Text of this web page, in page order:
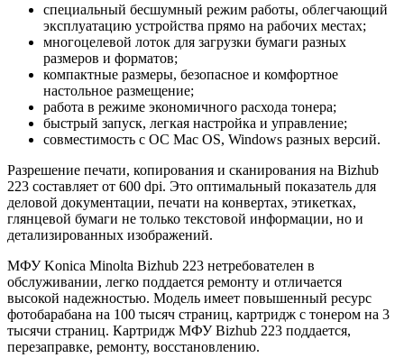
специальный бесшумный режим работы, облегчающий
эксплуатацию устройства прямо на рабочих местах;
многоцелевой лоток для загрузки бумаги разных
размеров и форматов;
компактные размеры, безопасное и комфортное
настольное размещение;
работа в режиме экономичного расхода тонера;
быстрый запуск, легкая настройка и управление;
совместимость с ОС Mac OS, Windows разных версий.
Разрешение печати, копирования и сканирования на Bizhub
223 составляет от 600 dpi. Это оптимальный показатель для
деловой документации, печати на конвертах, этикетках,
глянцевой бумаги не только текстовой информации, но и
детализированных изображений.
МФУ Konica Minolta Bizhub 223 нетребователен в
обслуживании, легко поддается ремонту и отличается
высокой надежностью. Модель имеет повышенный ресурс
фотобарабана на 100 тысяч страниц, картридж с тонером на 3
тысячи страниц. Картридж МФУ Bizhub 223 поддается,
перезаправке, ремонту, восстановлению.